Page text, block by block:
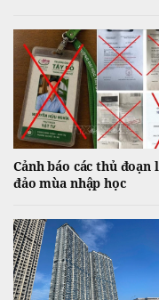
Cảnh báo các thủ đoạn
đảo mùa nhập học